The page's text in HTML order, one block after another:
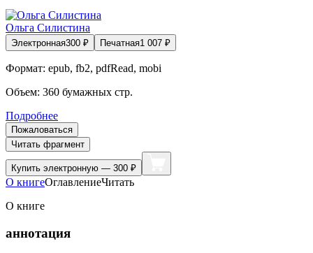
Ольга Силистина
Электронная300 ₽ Печатная1 007 ₽
Формат: epub, fb2, pdfRead, mobi
Объем: 360 бумажных стр.
Подробнее
Пожаловаться
Читать фрагмент
Купить электронную — 300 ₽
О книгеОглавлениеЧитать
О книге
аннотация